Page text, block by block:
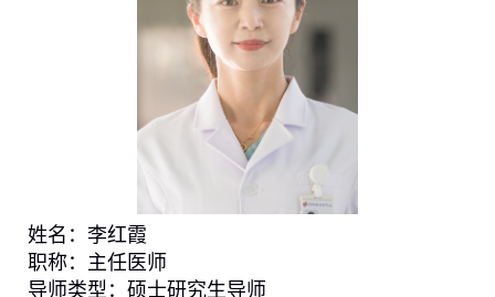
姓名： 李红霞
职称： 主任医师
导师类型：硕士研究生导师